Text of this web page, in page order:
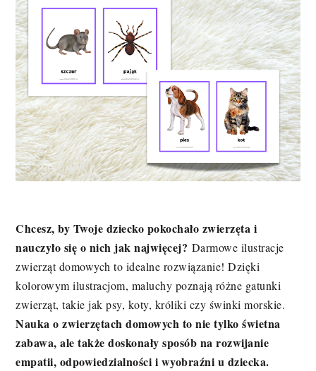
Chcesz, by Twoje dziecko pokochało zwierzęta i
nauczyło się o nich jak najwięcej? Darmowe ilustracje
zwierząt domowych to idealne rozwiązanie! Dzięki
kolorowym ilustracjom, maluchy poznają różne gatunki
zwierząt, takie jak psy, koty, króliki czy świnki morskie.
Nauka o zwierzętach domowych to nie tylko świetna
zabawa, ale także doskonały sposób na rozwijanie
empatii, odpowiedzialności i wyobraźni u dziecka.